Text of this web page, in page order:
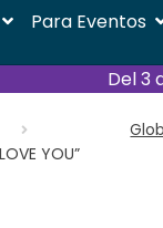
Para Eventos
Del 3
YOU”